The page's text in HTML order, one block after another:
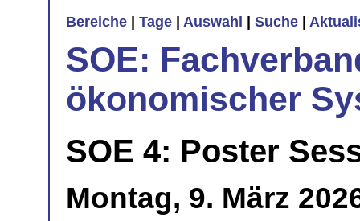
Bereiche Tage Auswahl Suche
SOE:
ökonomischer
SOE 4: Poster
Montag, 9. März